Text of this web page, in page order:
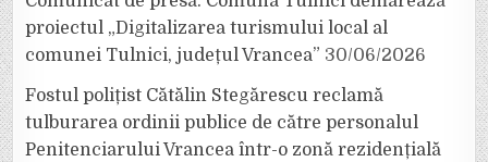
proiectul „Digitalizarea turismului local al
comunei Tulnici, județul Vrancea” 30/06/2026
Fostul polițist Cătălin Stegărescu reclamă
tulburarea ordinii publice de către personalul
Penitenciarului Vrancea într-o zonă rezidențială